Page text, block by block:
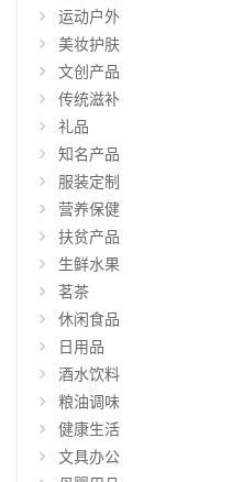
运动户外
美妆护肤
文创产品
传统滋补
礼品
知名产品
服装定制
营养保健
扶贫产品
生鲜水果
茗茶
休闲食品
日用品
酒水饮料
粮油调味
健康生活
文具办公